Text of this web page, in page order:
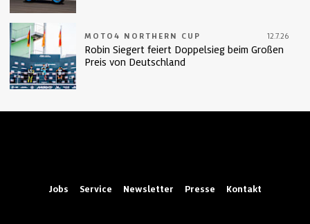
MOTO4 NORTHERN CUP 12.7.26
Robin Siegert feiert Doppelsieg beim Großen
Preis von Deutschland
Jobs Service Newsletter Presse Kontakt